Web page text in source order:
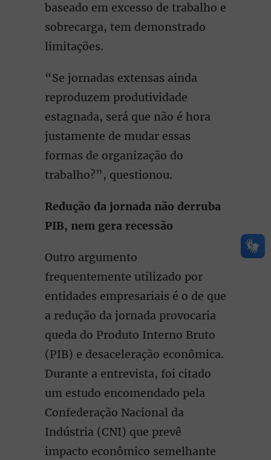
baseado em excesso de trabalho e
sobrecarga, tem demonstrado
limitações.
“Se jornadas extensas ainda
reproduzem produtividade
estagnada, será que não é hora
justamente de mudar essas
formas de organização do
trabalho?”, questionou.
Redução da jornada não derruba
PIB, nem gera recessão
Outro argumento
frequentemente utilizado por
entidades empresariais é o de que
a redução da jornada provocaria
queda do Produto Interno Bruto
(PIB) e desaceleração econômica.
Durante a entrevista, foi citado
um estudo encomendado pela
Confederação Nacional da
Indústria (CNI) que prevê
impacto econômico semelhante